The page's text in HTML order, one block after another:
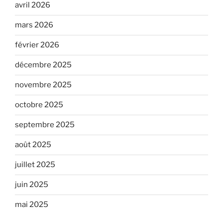
avril 2026
mars 2026
février 2026
décembre 2025
novembre 2025
octobre 2025
septembre 2025
août 2025
juillet 2025
juin 2025
mai 2025